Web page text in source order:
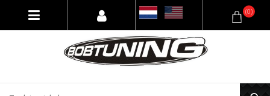
(0)